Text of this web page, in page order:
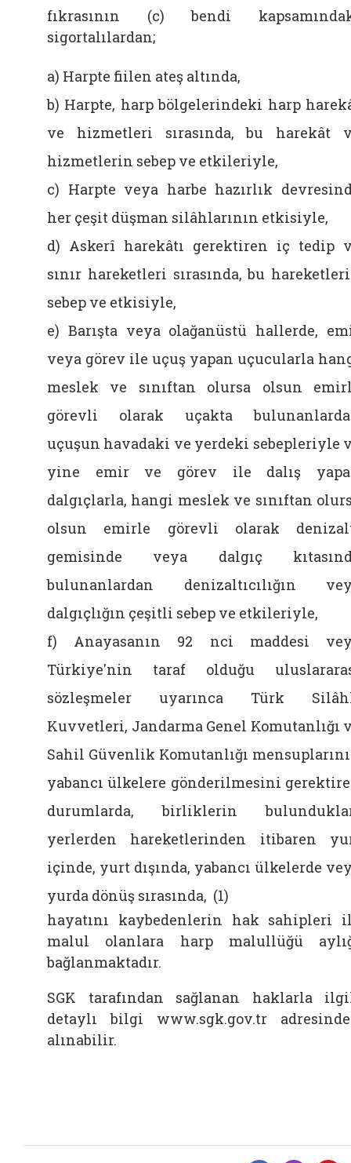
fıkrasının (c) bendi
sigortalılardan;
a) Harpte fiilen ateş altında,
b) Harpte, harp bölgelerindeki harp
ve hizmetleri sırasında, bu harekât
hizmetlerin sebep ve etkileriyle,
c) Harpte veya harbe hazırlık
her çeşit düşman silâhlarının etkisiyle,
d) Askerî harekâtı gerektiren iç tedip
sınır hareketleri sırasında, bu
sebep ve etkisiyle,
e) Barışta veya olağanüstü hallerde,
veya görev ile uçuş yapan uçucularla
meslek ve sınıftan olursa olsun
görevli olarak uçakta
uçuşun havadaki ve yerdeki sebepleriyle
yine emir ve görev ile dalış
dalgıçlarla, hangi meslek ve sınıftan
olsun emirle görevli olarak
gemisinde veya dalgıç
bulunanlardan denizaltıcılığın
dalgıçlığın çeşitli sebep ve etkileriyle,
f) Anayasanın 92 nci maddesi
Türkiye'nin taraf olduğu
sözleşmeler uyarınca Türk
Kuvvetleri, Jandarma Genel Komutanlığı
Sahil Güvenlik Komutanlığı
yabancı ülkelere gönderilmesini
durumlarda, birliklerin
yerlerden hareketlerinden itibaren
içinde, yurt dışında, yabancı ülkelerde
yurda dönüş sırasında, (1)
hayatını kaybedenlerin hak sahipleri
malul olanlara harp malullüğü
bağlanmaktadır.
SGK tarafından sağlanan haklarla
detaylı bilgi www.sgk.gov.tr
alınabilir.